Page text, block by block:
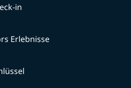
in
Erlebnisse